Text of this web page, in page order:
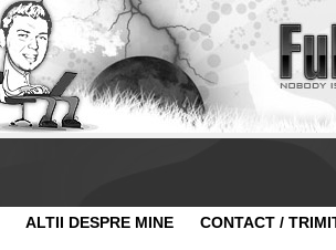
ALTII DESPRE MINE CONTACT /